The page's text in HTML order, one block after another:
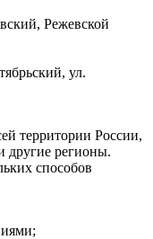
Режевской
ул.
территории России,
другие регионы.
способов